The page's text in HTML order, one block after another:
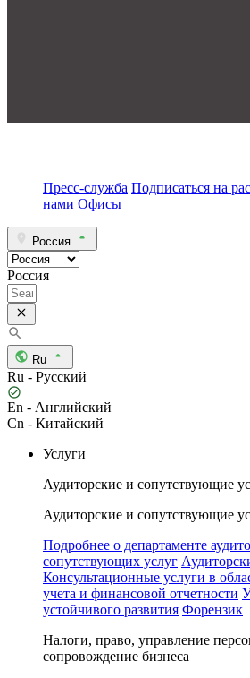
Пресс-служба Подписаться на
нами Офисы
Россия
Россия
Ru
Ru - Русский
En - Английский
Cn - Китайский
Услуги
Аудиторские и сопутствующие
Аудиторские и сопутствующие
Подробнее о департаменте
сопутствующих услуг
Консультационные услуги в
учета и финансовой отчетности
устойчивого развития Форензик
Налоги, право, управление
сопровождение бизнеса